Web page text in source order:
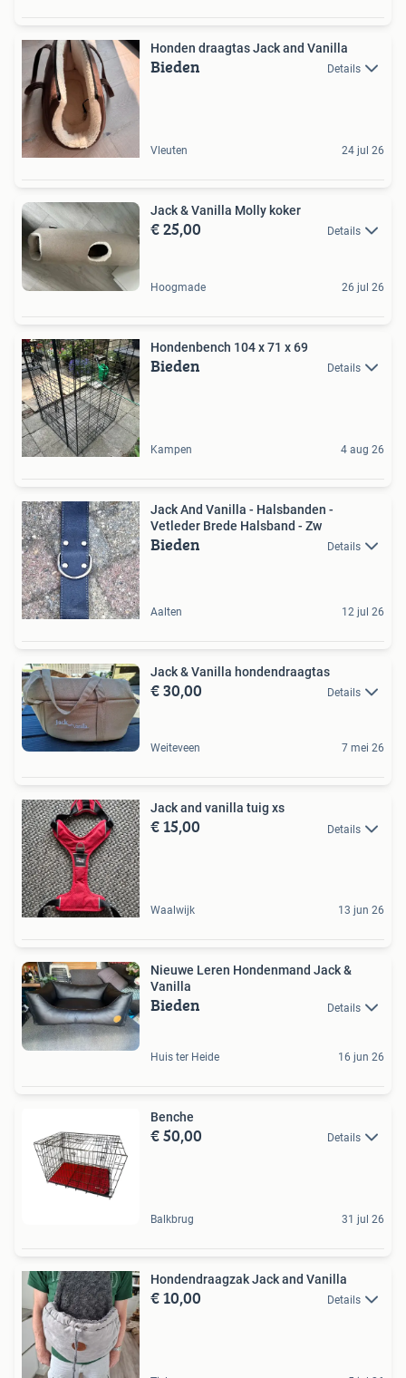
Honden draagtas Jack and Vanilla
Bieden Details
Vleuten 24 jul 26
Jack & Vanilla Molly koker
€ 25,00 Details
Hoogmade 26 jul 26
Hondenbench 104 x 71 x 69
Bieden Details
Kampen 4 aug 26
Jack And Vanilla - Halsbanden -
Vetleder Brede Halsband - Zw
Bieden Details
Aalten 12 jul 26
Jack & Vanilla hondendraagtas
€ 30,00 Details
Weiteveen 7 mei 26
Jack and vanilla tuig xs
€ 15,00 Details
Waalwijk 13 jun 26
Nieuwe Leren Hondenmand Jack &
Vanilla
Bieden Details
Huis ter Heide 16 jun 26
Benche
€ 50,00 Details
Balkbrug 31 jul 26
Hondendraagzak Jack and Vanilla
€ 10,00 Details